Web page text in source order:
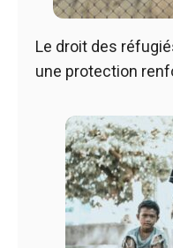
Le droit des
une protection